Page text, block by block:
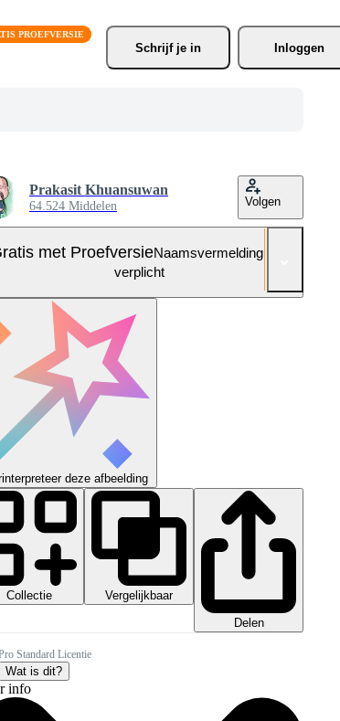
Schrijf je in Inloggen
Prakasit Khuansuwan
64.524 Middelen Volgen
met ProefversieNaamsvermelding niet
verplicht
deze afbeelding
Collectie
Vergelijkbaar
Delen
Standard Licentie
Wat is dit?
info